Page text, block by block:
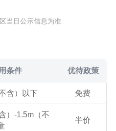
当日公示信息为准
条件 优待政策
含）以下 免费
）-1.5m（不
半价